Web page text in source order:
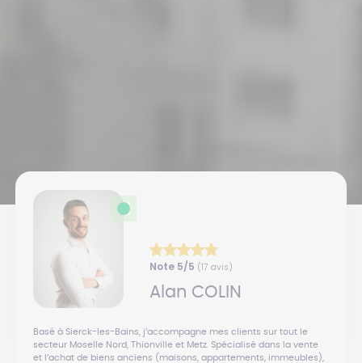
Note 5/5 (17 avis)
Alan COLIN
Basé à Sierck-les-Bains, j’accompagne mes clients sur tout le
secteur Moselle Nord, Thionville et Metz. Spécialisé dans la vente
et l’achat de biens anciens (maisons, appartements, immeubles),